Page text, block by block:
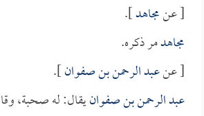
[ عنمجاهد].
مجاهدمر ذكره.
[ عنعبد الرحمن بن صفوان].
عبد الرحمن بن صفوانيقال: له صحبة،